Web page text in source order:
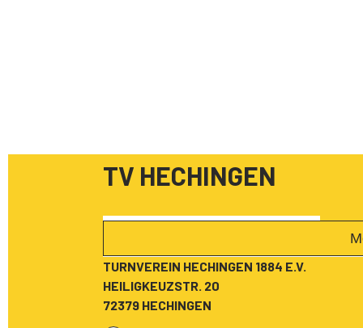
TV HECHINGEN
TURNVEREIN HECHINGEN 1884 E.V.
HEILIGKEUZSTR. 20
72379 HECHINGEN